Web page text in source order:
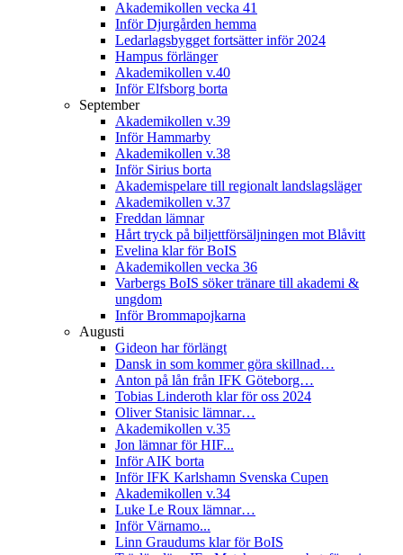
Akademikollen vecka 41
Inför Djurgården hemma
Ledarlagsbygget fortsätter inför 2024
Hampus förlänger
Akademikollen v.40
Inför Elfsborg borta
September
Akademikollen v.39
Inför Hammarby
Akademikollen v.38
Inför Sirius borta
Akademispelare till regionalt landslagsläger
Akademikollen v.37
Freddan lämnar
Hårt tryck på biljettförsäljningen mot Blåvitt
Evelina klar för BoIS
Akademikollen vecka 36
Varbergs BoIS söker tränare till akademi &
ungdom
Inför Brommapojkarna
Augusti
Gideon har förlängt
Dansk in som kommer göra skillnad…
Anton på lån från IFK Göteborg…
Tobias Linderoth klar för oss 2024
Oliver Stanisic lämnar…
Akademikollen v.35
Jon lämnar för HIF...
Inför AIK borta
Inför IFK Karlshamn Svenska Cupen
Akademikollen v.34
Luke Le Roux lämnar…
Inför Värnamo...
Linn Graudums klar för BoIS